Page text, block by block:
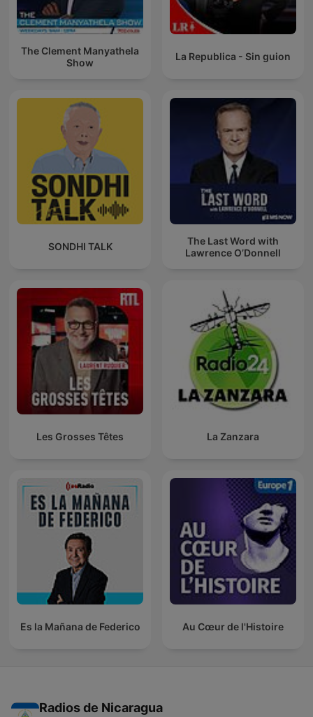
The Clement Manyathela
Show
La Republica - Sin guion
SONDHI TALK
The Last Word with
Lawrence O’Donnell
Les Grosses Têtes La Zanzara
Es la Mañana de Federico Au Cœur de l'Histoire
Radios de Nicaragua